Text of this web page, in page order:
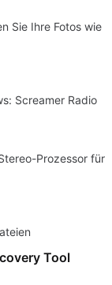
Sie Ihre Fotos wie
Screamer Radio
Prozessor für
Tool